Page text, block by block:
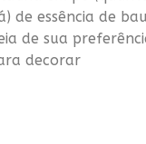
de essência de
de sua
decorar